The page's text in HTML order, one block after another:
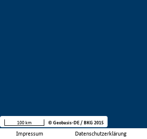
Impressum Datenschutzerklärung
100 km © Geobasis-DE / BKG 2015